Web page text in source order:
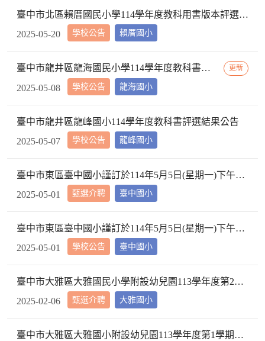
學校公告
臺中市北區賴厝國民小學114學年度教科用書版本評選結果公告
賴厝國小
2025-05-20
學校公告
臺中市龍井區龍海國民小學114學年度教科書評選結果 更新
龍海國小
2025-05-08
學校公告
臺中市龍井區龍峰國小114學年度教科書評選結果公告
龍峰國小
2025-05-07
甄選介聘
臺中市東區臺中國小謹訂於114年5月5日(星期一)下午2時10分於本校校長室，召開教評會審查114學年度市內介聘調入本校教師資格
臺中國小
2025-05-01
學校公告
臺中市東區臺中國小謹訂於114年5月5日(星期一)下午2時10分於本校校長室，召開教評會審查114學年度市內介聘調入本校教師資格
臺中國小
2025-05-01
甄選介聘
臺中市大雅區大雅國民小學附設幼兒園113學年度第2學期【特教學生助理員】第1次甄選簡章公告
大雅國小
2025-02-06
臺中市大雅區大雅國小附設幼兒園113學年度第1學期【代理教師】招考甄選錄取公告，已足額錄取，不續辦甄選作業。